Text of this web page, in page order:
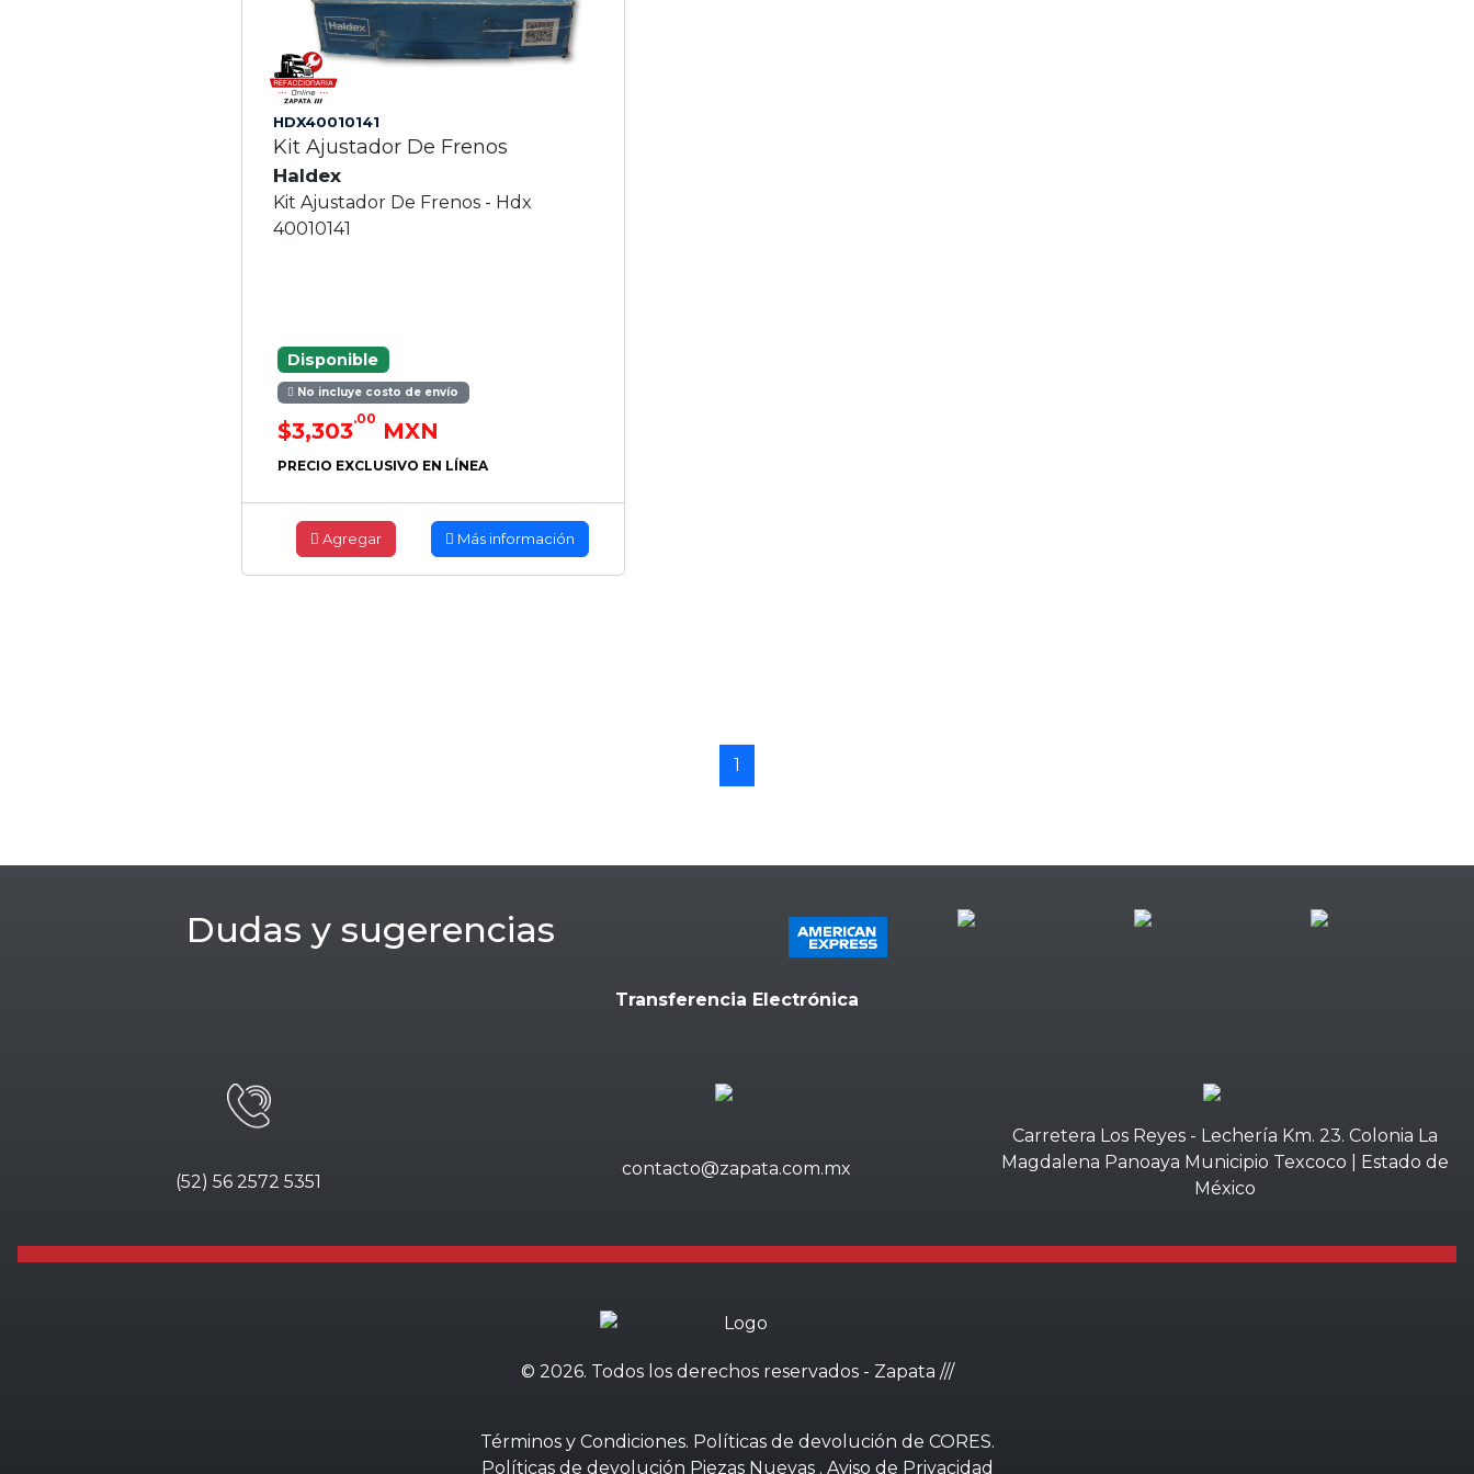
HDX40010141
Kit Ajustador De Frenos
Haldex
Kit Ajustador De Frenos - Hdx
40010141
Disponible
No incluye costo de envío
$3,303.00 MXN
PRECIO EXCLUSIVO EN LÍNEA
Agregar Más información
1
Dudas y sugerencias
Transferencia Electrónica
(52) 56 2572 5351
contacto@zapata.com.mx
Carretera Los Reyes - Lechería Km. 23. Colonia La
Magdalena Panoaya Municipio Texcoco | Estado de
México
© 2026. Todos los derechos reservados - Zapata ///
Términos y Condiciones. Políticas de devolución de CORES.
Políticas de devolución Piezas Nuevas. Aviso de Privacidad